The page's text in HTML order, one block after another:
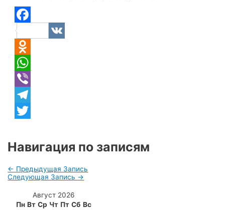
Facebook
VK
Odnoklassniki
WhatsApp
Viber
Telegram
Навигация по записям
← Предыдущая Запись
Следующая Запись →
Август 2026
Пн Вт Ср Чт Пт Сб Вс